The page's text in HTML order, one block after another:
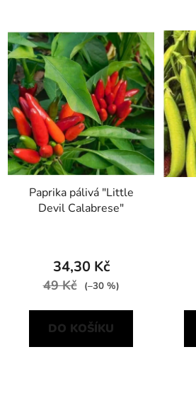
Paprika pálivá "Little
Devil Calabrese"
34,30 Kč
49 Kč (–30 %)
DO KOŠÍKU